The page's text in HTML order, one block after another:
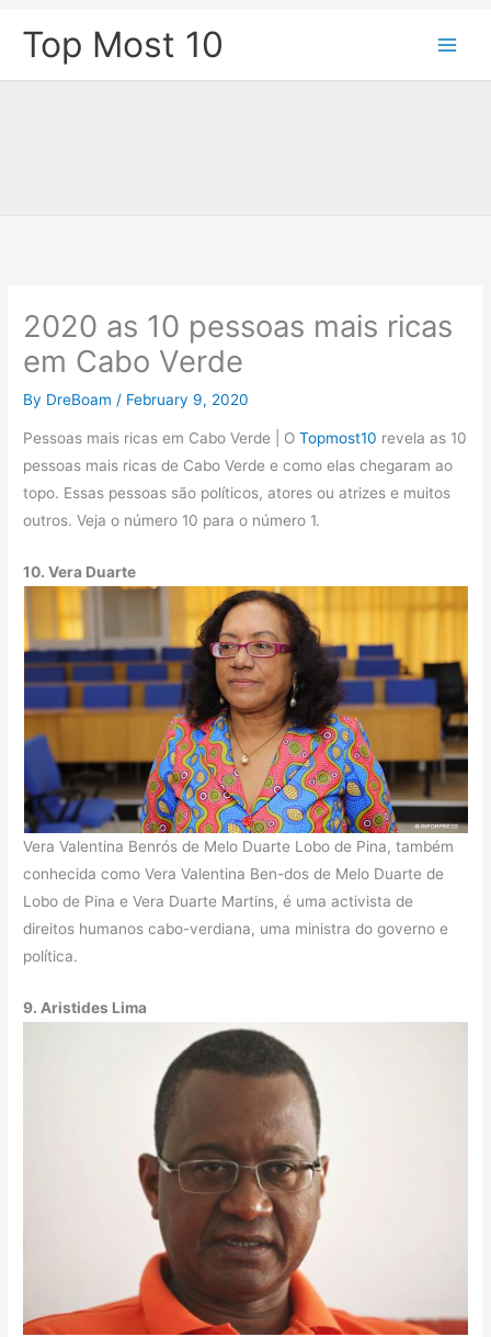
Top Most 10
2020 as 10 pessoas mais ricas
em Cabo Verde
By DreBoam / February 9, 2020
Pessoas mais ricas em Cabo Verde | OTopmost10 revela as 10
pessoas mais ricas de Cabo Verde e como elas chegaram ao
topo. Essas pessoas são políticos, atores ou atrizes e muitos
outros. Veja o número 10 para o número 1.
10. Vera Duarte
Vera Valentina Benrós de Melo Duarte Lobo de Pina, também
conhecida como Vera Valentina Ben-dos de Melo Duarte de
Lobo de Pina e Vera Duarte Martins, é uma activista de
direitos humanos cabo-verdiana, uma ministra do governo e
política.
9. Aristides Lima